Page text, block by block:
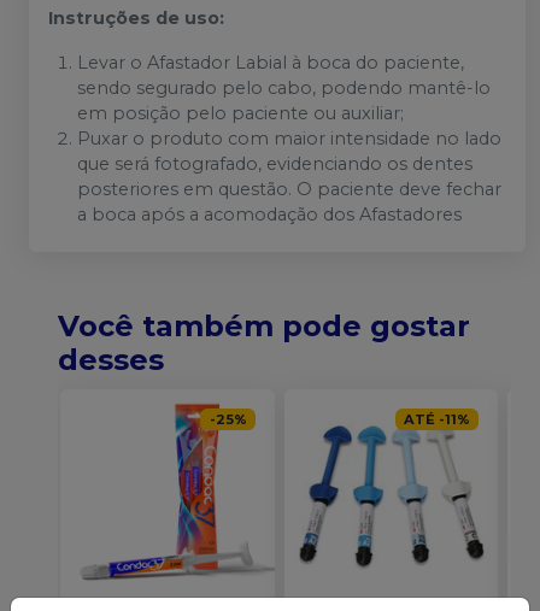
Instruções de uso:
Levar o Afastador Labial à boca do paciente,
sendo segurado pelo cabo, podendo mantê-lo
em posição pelo paciente ou auxiliar;
Puxar o produto com maior intensidade no lado
que será fotografado, evidenciando os dentes
posteriores em questão. O paciente deve fechar
a boca após a acomodação dos Afastadores
Você também pode gostar
desses
-25% ATÉ -11%